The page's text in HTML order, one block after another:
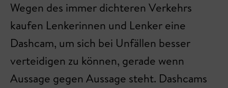
Wegen des immer dichteren Verkehrs
kaufen Lenkerinnen und Lenker eine
Dashcam, um sich bei Unfällen besser
verteidigen zu können, gerade wenn
Aussage gegen Aussage steht. Dashcams